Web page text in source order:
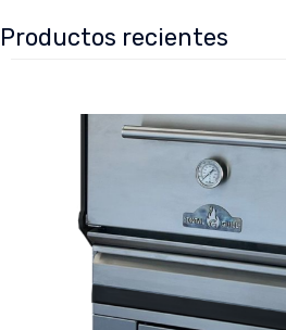
Productos recientes